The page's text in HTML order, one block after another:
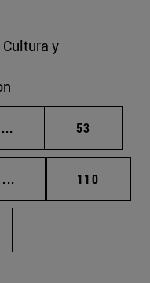
y
... Páginas intermedias
Página
53
... Páginas intermedias
Página
110